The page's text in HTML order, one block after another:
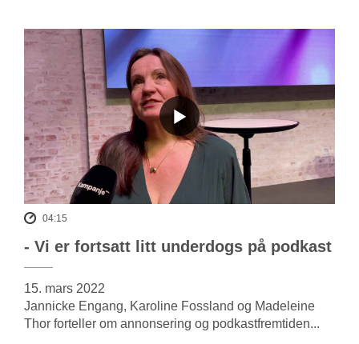
04:15
- Vi er fortsatt litt underdogs på podkast
15. mars 2022
Jannicke Engang, Karoline Fossland og Madeleine
Thor forteller om annonsering og podkastfremtiden...